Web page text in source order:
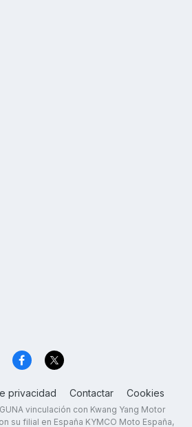
privacidad Contactar Cookies
vinculación con Kwang Yang Motor
su filial en España KYMCO Moto España,